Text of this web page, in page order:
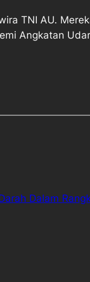
TNI AU.
Angkatan
Dalam